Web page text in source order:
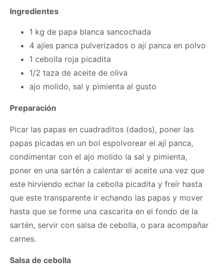
Ingredientes
1 kg de papa blanca sancochada
4 ajíes panca pulverizados o ají panca en polvo
1 cebolla roja picadita
1/2 taza de aceite de oliva
ajo molido, sal y pimienta al gusto
Preparación
Picar las papas en cuadraditos (dados), poner las
papas picadas en un bol espolvorear el ají panca,
condimentar con el ajo molido la sal y pimienta,
poner en una sartén a calentar el aceite una vez que
este hirviendo echar la cebolla picadita y freír hasta
que este transparente ir echando las papas y mover
hasta que se forme una cascarita en el fondo de la
sartén, servir con salsa de cebolla, o para acompañar
carnes.
Salsa de cebolla